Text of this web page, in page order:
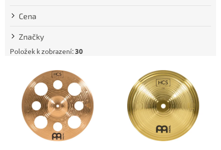
Cena
Značky
Položek k zobrazení:30